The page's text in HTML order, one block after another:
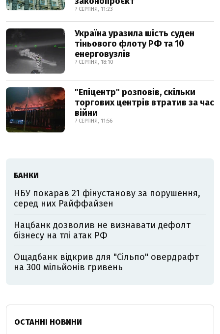
7 СЕРПНЯ, 11:23
Україна уразила шість суден
тіньового флоту РФ та 10
енерговузлів
7 СЕРПНЯ, 18:10
"Епіцентр" розповів, скільки
торгових центрів втратив за час
війни
7 СЕРПНЯ, 11:56
БАНКИ
НБУ покарав 21 фінустанову за порушення,
серед них Райффайзен
Нацбанк дозволив не визнавати дефолт
бізнесу на тлі атак РФ
Ощадбанк відкрив для "Сільпо" овердрафт
на 300 мільйонів гривень
ОСТАННІ НОВИНИ